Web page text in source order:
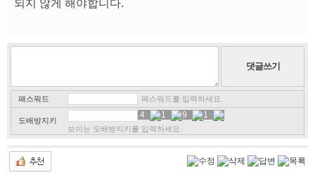
되지 않게 해야합니다.
패스워드 패스워드를 입력하세요.
도배방지키
4 1 9 1
보이는 도배방지키를 입력하세요.